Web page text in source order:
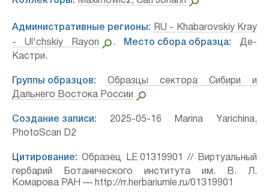
Административные регионы:
RU - Khabarovskiy Kray
- Ul'chskiy Rayon
. Место сбора образца: Де-
Кастри.
Группы образцов:
Образцы сектора Сибири и
Дальнего Востока России
Создание записи: 2025-05-16 Marina Yarichina,
PhotoScan D2
Цитирование: Образец LE 01319901 // Виртуальный
гербарий Ботанического института им. В. Л.
Комарова РАН — http://rr.herbariumle.ru/01319901